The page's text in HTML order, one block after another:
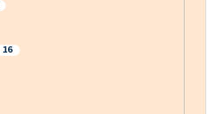
16